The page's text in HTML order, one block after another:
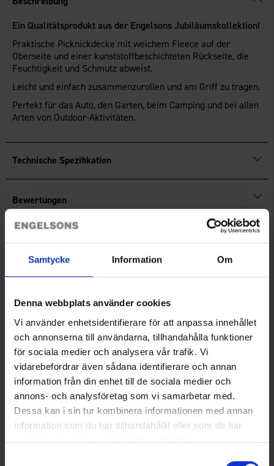
Samtycke Information Om
Denna webbplats använder cookies
Vi använder enhetsidentifierare för att anpassa innehållet
och annonserna till användarna, tillhandahålla funktioner
för sociala medier och analysera vår trafik. Vi
vidarebefordrar även sådana identifierare och annan
information från din enhet till de sociala medier och
annons- och analysföretag som vi samarbetar med.
Dessa kan i sin tur kombinera informationen med annan
information som du har tillhandahållit eller som de har
samlat in när du har använt deras tjänster.
Ein Qualitätsprodukt aus der Engelsons Jubiläumskollektion!
Praktische Picknickdecke mit weichem Fleece auf der
Oberseite und einer kunststoffbeschichteten Rückseite, die
Feuchtigkeit und Schmutz abweist.
Leicht und einfach zusammenzurollen und am Griff zu tragen.
Perfekt für das Auto, den Garten, beim Camping und bei allen
Arten von Outdoor-Aktivitäten.
Technische Spezifikation
Bewertungen
Sie benötigen vielleicht auch
Kühlrucksack 22L
24,95 €
Thermoskanne Light &
Compact 0,75L
29 €